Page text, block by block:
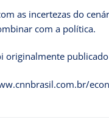
as incertezas do
com a política.
originalmente